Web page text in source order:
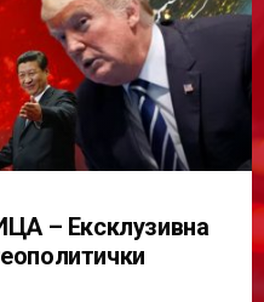
– Ексклузивна